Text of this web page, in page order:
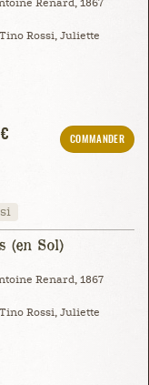
Renard, 1867
Rossi, Juliette
COMMANDER
(en Sol)
Renard, 1867
Rossi, Juliette